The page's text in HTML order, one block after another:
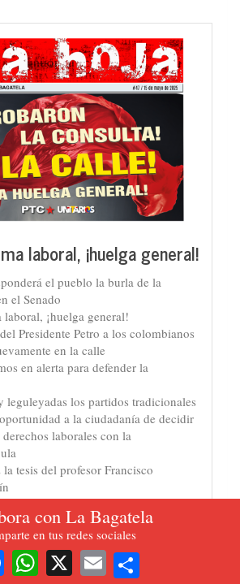
con La Bagatela
en tus redes sociales
FacebookWhatsApp
X Email
laboral, ¡huelga general!
el pueblo la burla de la
el Senado
laboral, ¡huelga general!
Presidente Petro a los colombianos
en la calle
en alerta para defender la
leguleyadas los partidos tradicionales
a la ciudadanía de decidir
laborales con la
tesis del profesor Francisco
estudiantes de la Esap, y su lucha por
de su Universidad!
del cambio